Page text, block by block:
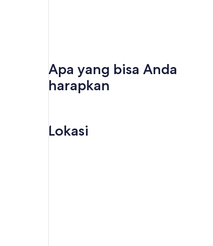
Apa yang bisa Anda
harapkan
Lokasi